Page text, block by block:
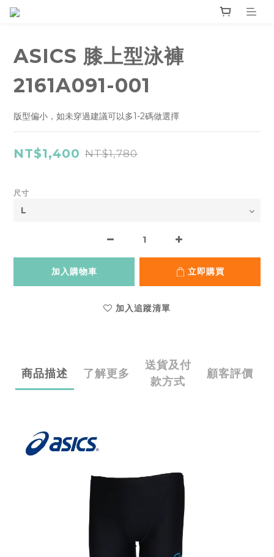
ASICS 膝上型泳褲
2161A091-001
版型偏小，如未穿過建議可以多1-2碼做選擇
NT$1,400 NT$1,780
尺寸
加入購物車 立即購買
加入追蹤清單
商品描述 了解更多
送貨及付
款方式
顧客評價